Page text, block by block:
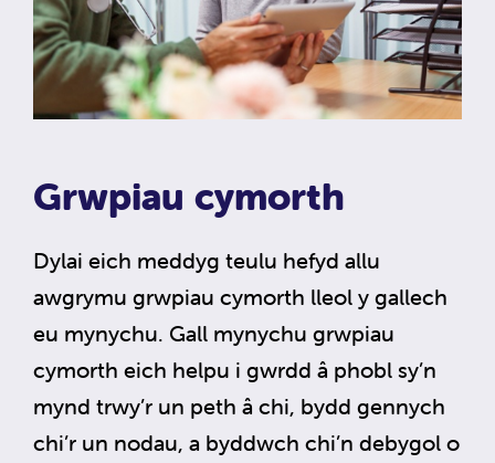
Grwpiau cymorth
Dylai eich meddyg teulu hefyd allu
awgrymu grwpiau cymorth lleol y gallech
eu mynychu. Gall mynychu grwpiau
cymorth eich helpu i gwrdd â phobl sy’n
mynd trwy’r un peth â chi, bydd gennych
chi’r un nodau, a byddwch chi’n debygol o